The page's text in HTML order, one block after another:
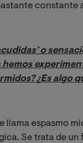
constante
o
hemos
¿Es algo
llama espasmo
Se trata de un